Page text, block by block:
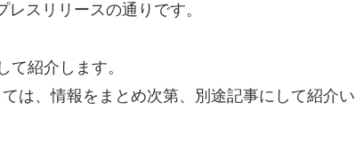
スリリースの通りです。
紹介します。
は、情報をまとめ次第、別途記事にして紹介い